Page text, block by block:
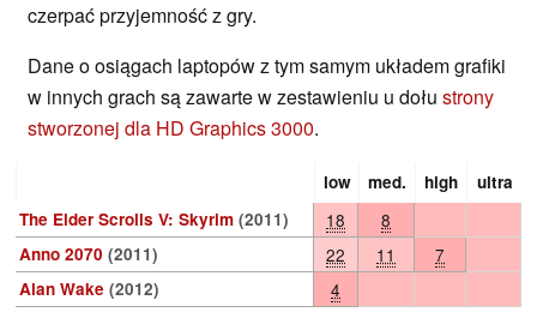
czerpać przyjemność z gry.
Dane o osiągach laptopów z tym samym układem grafiki
w innych grach są zawarte w zestawieniu u dołu strony
stworzonej dla HD Graphics 3000.
low med. high
ultra
The Elder Scrolls V: Skyrim (2011) 18 8
Anno 2070 (2011) 22 11 7
Alan Wake (2012) 4